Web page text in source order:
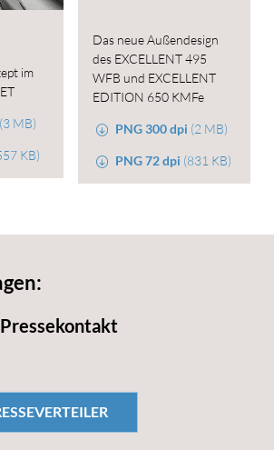
im
(3 MB)
KB)
Das neue Außendesign
des EXCELLENT 495
WFB und EXCELLENT
EDITION 650 KMFe
PNG 300 dpi (2 MB)
PNG 72 dpi (831 KB)